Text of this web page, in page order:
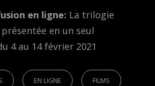
en ligne: La trilogie
présentée en un seul
4 au 14 février 2021
EN LIGNE FILMS